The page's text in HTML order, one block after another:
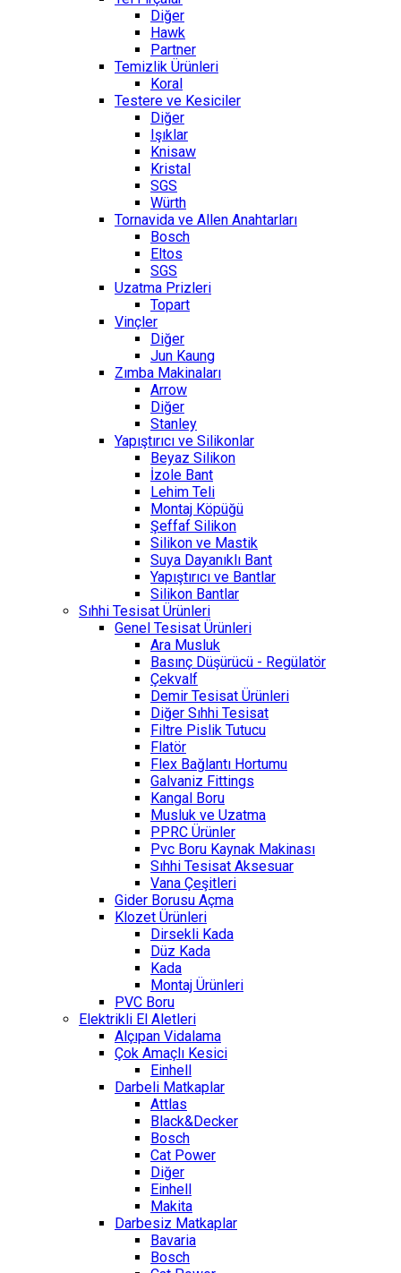
Diğer
Hawk
Partner
Temizlik Ürünleri
Koral
Testere ve Kesiciler
Diğer
Işıklar
Knisaw
Kristal
SGS
Würth
Tornavida ve Allen Anahtarları
Bosch
Eltos
SGS
Uzatma Prizleri
Topart
Vinçler
Diğer
Jun Kaung
Zımba Makinaları
Arrow
Diğer
Stanley
Yapıştırıcı ve Silikonlar
Beyaz Silikon
İzole Bant
Lehim Teli
Montaj Köpüğü
Şeffaf Silikon
Silikon ve Mastik
Suya Dayanıklı Bant
Yapıştırıcı ve Bantlar
Silikon Bantlar
Sıhhi Tesisat Ürünleri
Genel Tesisat Ürünleri
Ara Musluk
Basınç Düşürücü - Regülatör
Çekvalf
Demir Tesisat Ürünleri
Diğer Sıhhi Tesisat
Filtre Pislik Tutucu
Flatör
Flex Bağlantı Hortumu
Galvaniz Fittings
Kangal Boru
Musluk ve Uzatma
PPRC Ürünler
Pvc Boru Kaynak Makinası
Sıhhi Tesisat Aksesuar
Vana Çeşitleri
Gider Borusu Açma
Klozet Ürünleri
Dirsekli Kada
Düz Kada
Kada
Montaj Ürünleri
PVC Boru
Elektrikli El Aletleri
Alçıpan Vidalama
Çok Amaçlı Kesici
Einhell
Darbeli Matkaplar
Attlas
Black&Decker
Bosch
Cat Power
Diğer
Einhell
Makita
Darbesiz Matkaplar
Bavaria
Bosch